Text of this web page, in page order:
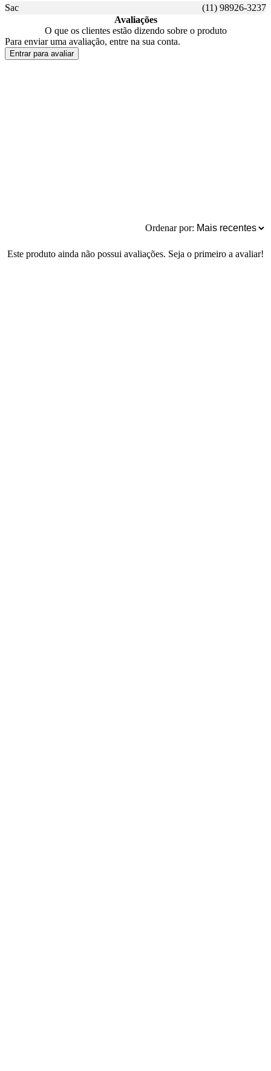
Sac
(11) 98926-3237
Avaliações
O que os clientes estão dizendo sobre o produto
Para enviar uma avaliação, entre na sua conta.
Entrar para avaliar
Ordenar por:
Este produto ainda não possui avaliações. Seja o primeiro a avaliar!